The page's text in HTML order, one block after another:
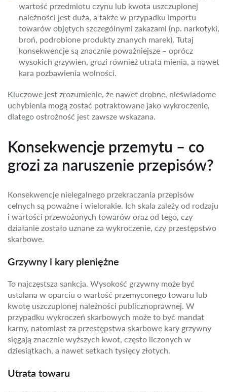
wartość przedmiotu czynu lub kwota uszczuplonej
należności jest duża, a także w przypadku importu
towarów objętych szczególnymi zakazami (np. narkotyki,
broń, podrobione produkty znanych marek). Tutaj
konsekwencje są znacznie poważniejsze – oprócz
wysokich grzywien, grozi również utrata mienia, a nawet
kara pozbawienia wolności.
Kluczowe jest zrozumienie, że nawet drobne, nieświadome
uchybienia mogą zostać potraktowane jako wykroczenie,
dlatego ostrożność jest zawsze wskazana.
Konsekwencje przemytu – co
grozi za naruszenie przepisów?
Konsekwencje nielegalnego przekraczania przepisów
celnych są poważne i wielorakie. Ich skala zależy od rodzaju
i wartości przewożonych towarów oraz od tego, czy
działanie zostało uznane za wykroczenie, czy przestępstwo
skarbowe.
Grzywny i kary pieniężne
To najczęstsza sankcja. Wysokość grzywny może być
ustalana w oparciu o wartość przemyconego towaru lub
kwotę uszczuplonej należności publicznoprawnej. W
przypadku wykroczeń skarbowych może to być mandat
karny, natomiast za przestępstwa skarbowe kary grzywny
sięgają znacznie wyższych kwot, często liczonych w
dziesiątkach, a nawet setkach tysięcy złotych.
Utrata towaru